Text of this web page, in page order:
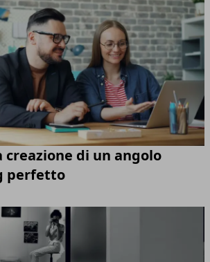
creazione di un angolo
perfetto